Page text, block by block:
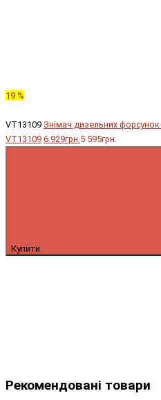
19 %
VT13109 Знімач дизельних форсунок
VT13109 6 929грн.5 595грн.
Купити
Рекомендовані товари